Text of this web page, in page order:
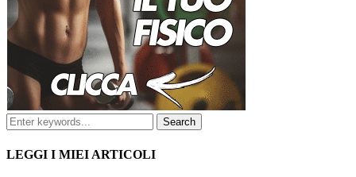
LEGGI I MIEI ARTICOLI